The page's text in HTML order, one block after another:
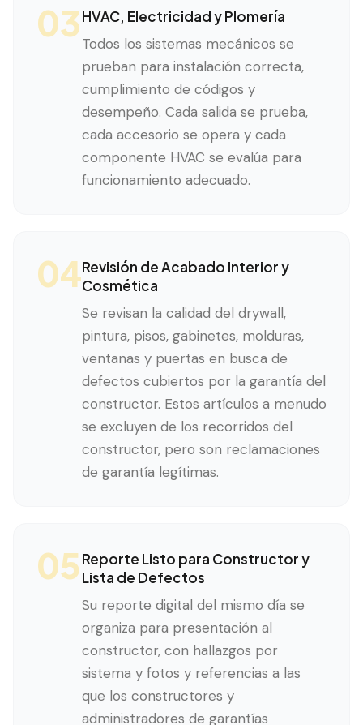
03HVAC, Electricidad y Plomería
Todos los sistemas mecánicos se
prueban para instalación correcta,
cumplimiento de códigos y
desempeño. Cada salida se prueba,
cada accesorio se opera y cada
componente HVAC se evalúa para
funcionamiento adecuado.
04Revisión de Acabado Interior y
Cosmética
Se revisan la calidad del drywall,
pintura, pisos, gabinetes, molduras,
ventanas y puertas en busca de
defectos cubiertos por la garantía del
constructor. Estos artículos a menudo
se excluyen de los recorridos del
constructor, pero son reclamaciones
de garantía legítimas.
05Reporte Listo para Constructor y
Lista de Defectos
Su reporte digital del mismo día se
organiza para presentación al
constructor, con hallazgos por
sistema y fotos y referencias a las
que los constructores y
administradores de garantías